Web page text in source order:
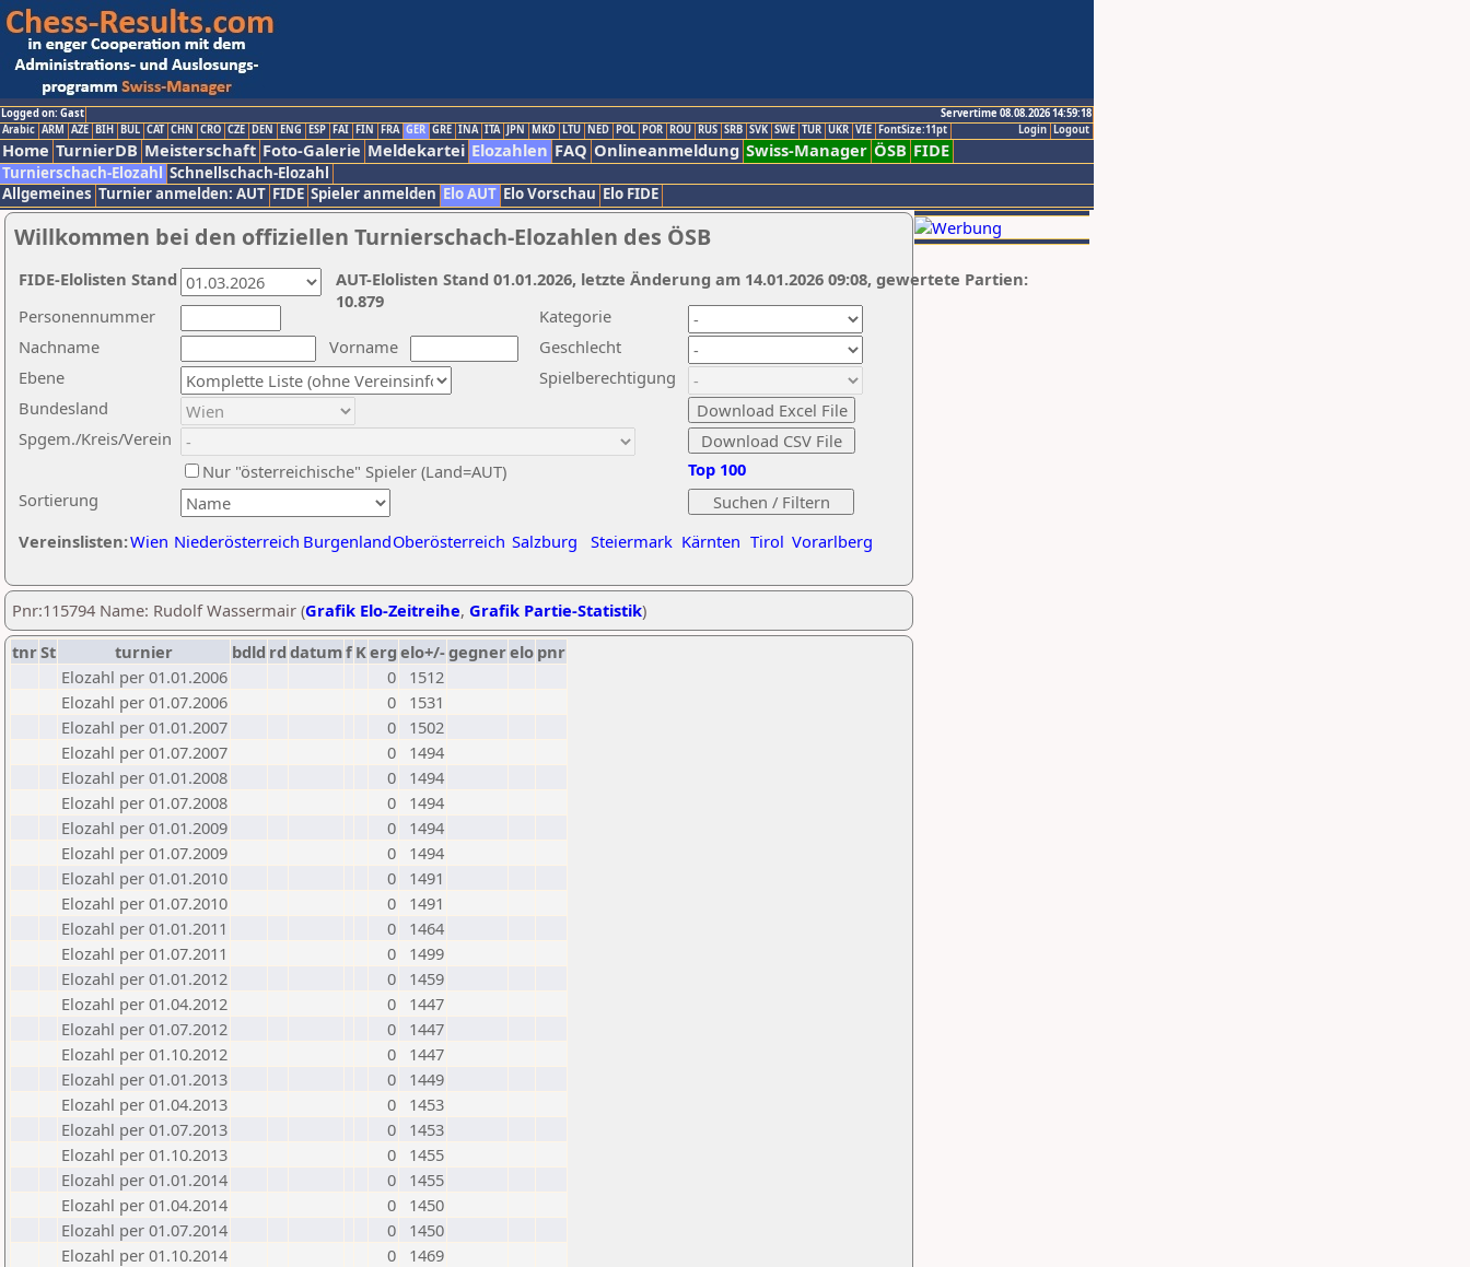
Logged on: Gast
Servertime 08.08.2026 14:59:18
Logout
Login
Arabic ARM AZE BIH BUL CAT CHN CRO CZE DEN ENG ESP FAI FIN FRA GER GRE INA ITA JPN MKD LTU NED POL POR ROU RUS SRB SVK SWE TUR UKR VIE FontSize:11pt
Home TurnierDB Meisterschaft Foto-Galerie Meldekartei Elozahlen FAQ Onlineanmeldung Swiss-Manager ÖSB FIDE
Turnierschach-Elozahl Schnellschach-Elozahl
Allgemeines Turnier anmelden: AUT FIDE Spieler anmelden Elo AUT Elo Vorschau Elo FIDE
Willkommen bei den offiziellen Turnierschach-Elozahlen des ÖSB
Nachname
Vorname
Ebene
Kategorie
Sortierung
Personennummer
Bundesland
Spgem./Kreis/Verein
Geschlecht
Nur "österreichische" Spieler (Land=AUT)
Spielberechtigung
Vereinslisten:Wien Niederösterreich BurgenlandOberösterreich Salzburg Steiermark Kärnten Tirol Vorarlberg
Top 100
AUT-Elolisten Stand 01.01.2026, letzte Änderung am 14.01.2026 09:08, gewertete Partien:
10.879
FIDE-Elolisten Stand
Pnr:115794 Name: Rudolf Wassermair (Grafik Elo-Zeitreihe, Grafik Partie-Statistik)
tnrSt turnier bdld rd datumf Kerg elo+/-gegnerelo pnr
Elozahl per 01.01.2006
0
1512
Elozahl per 01.07.2006
0
1531
Elozahl per 01.01.2007
0
1502
Elozahl per 01.07.2007
0
1494
Elozahl per 01.01.2008
0
1494
Elozahl per 01.07.2008
0
1494
Elozahl per 01.01.2009
0
1494
Elozahl per 01.07.2009
0
1494
Elozahl per 01.01.2010
0
1491
Elozahl per 01.07.2010
0
1491
Elozahl per 01.01.2011
0
1464
Elozahl per 01.07.2011
0
1499
Elozahl per 01.01.2012
0
1459
Elozahl per 01.04.2012
0
1447
Elozahl per 01.07.2012
0
1447
Elozahl per 01.10.2012
0
1447
Elozahl per 01.01.2013
0
1449
Elozahl per 01.04.2013
0
1453
Elozahl per 01.07.2013
0
1453
Elozahl per 01.10.2013
0
1455
Elozahl per 01.01.2014
0
1455
Elozahl per 01.04.2014
0
1450
Elozahl per 01.07.2014
0
1450
Elozahl per 01.10.2014
0
1469